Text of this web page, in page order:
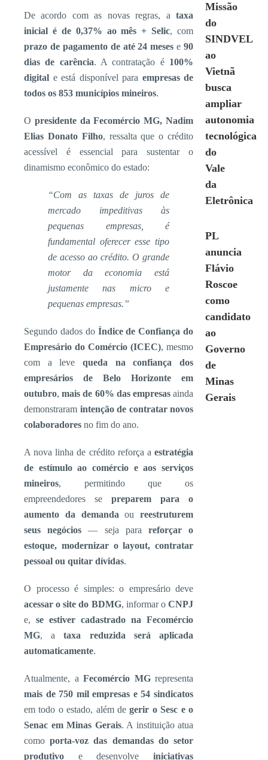
De acordo com as novas regras, a taxa
inicial é de 0,37% ao mês + Selic, com
prazo de pagamento de até 24 meses e 90
dias de carência. A contratação é 100%
digital e está disponível para empresas de
todos os 853 municípios mineiros.
O presidente da Fecomércio MG, Nadim
Elias Donato Filho, ressalta que o crédito
acessível é essencial para sustentar o
dinamismo econômico do estado:
“Com as taxas de juros de
mercado impeditivas às
pequenas empresas, é
fundamental oferecer esse tipo
de acesso ao crédito. O grande
motor da economia está
justamente nas micro e
pequenas empresas.”
Segundo dados do Índice de Confiança do
Empresário do Comércio (ICEC), mesmo
com a leve queda na confiança dos
empresários de Belo Horizonte em
outubro,mais de 60% das empresasainda
demonstraram intenção de contratar novos
colaboradores no fim do ano.
A nova linha de crédito reforça a estratégia
de estímulo ao comércio e aos serviços
mineiros, permitindo que os
empreendedores se preparem para o
aumento da demanda ou reestruturem
seus negócios — seja para reforçar o
estoque, modernizar o layout, contratar
pessoal ou quitar dívidas.
O processo é simples: o empresário deve
acessar o site do BDMG, informar oCNPJ
e, se estiver cadastrado na Fecomércio
MG, ataxa reduzida será aplicada
automaticamente.
Atualmente, a Fecomércio MGrepresenta
mais de 750 mil empresas e 54 sindicatos
em todo o estado, além degerir o Sesc e o
Senac em Minas Gerais. A instituição atua
comoporta-voz das demandas do setor
produtivo e desenvolve iniciativas
Missão
do
SINDVEL
ao
Vietnã
busca
ampliar
autonomia
tecnológica
do
Vale
da
Eletrônica
PL
anuncia
Flávio
Roscoe
como
candidato
ao
Governo
de
Minas
Gerais